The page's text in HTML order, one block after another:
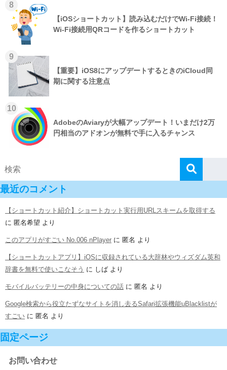
8
【iOSショートカット】読み込むだけでWi-Fi接続！
Wi-Fi接続用QRコードを作るショートカット
9
【重要】iOS8にアップデートするときのiCloud同
期に関する注意点
10
AdobeのAviaryが大幅アップデート！いまだけ2万
円相当のアドオンが無料で手に入るチャンス
最近のコメント
【ショートカット紹介】ショートカット実行用URLスキームを取得する
に 匿名希望 より
このアプリがすごい No.006 nPlayer に 匿名 より
【ショートカットアプリ】iOSに収録されている大辞林やウィズダム英和
辞書を無料で使いこなそう に しば より
モバイルバッテリーの中身についての話 に 匿名 より
Google検索から役立たずなサイトを消し去るSafari拡張機能uBlacklistが
すごい に 匿名 より
固定ページ
お問い合わせ